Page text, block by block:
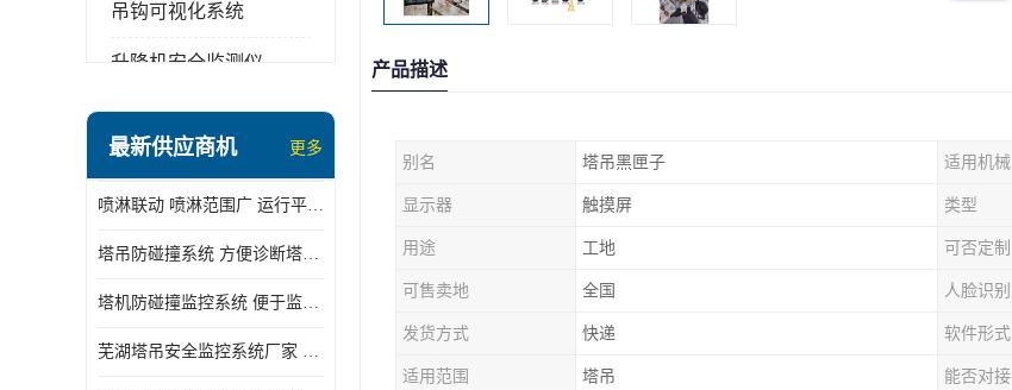
吊钩可视化系统
升降机安全监测仪
最新供应商机 更多
喷淋联动 喷淋范围广 运行平稳 噪音小
塔吊防碰撞系统 方便诊断塔机状态 自动变焦智能化跟踪
塔机防碰撞监控系统 便于监督和管理 主要应用于塔机的实时监控
芜湖塔吊安全监控系统厂家 外观简洁大方 减少盲吊引发的事故
产品描述
别名 塔吊黑匣子 适用机械
显示器 触摸屏 类型
用途 工地 可否定制
可售卖地 全国 人脸识
发货方式 快递 软件形式
适用范围 塔吊 能否对